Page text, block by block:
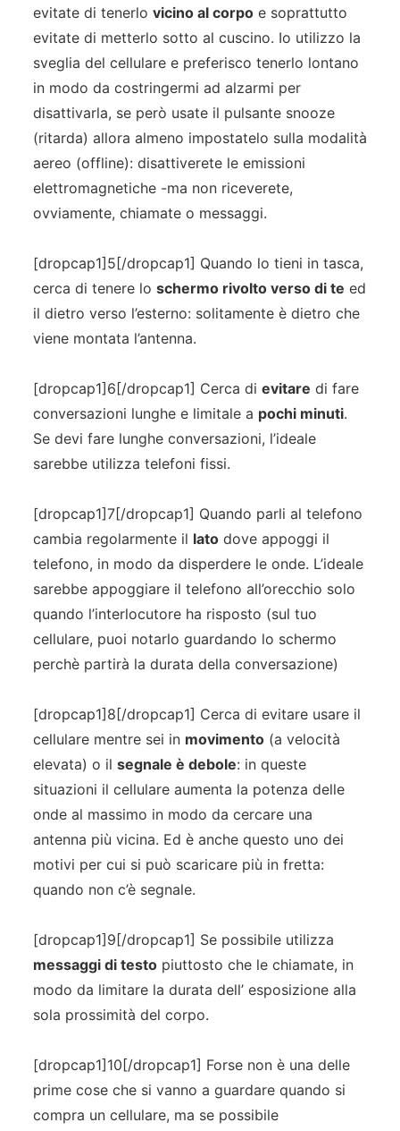
evitate di tenerlo vicino al corpoe soprattutto
evitate di metterlo sotto al cuscino. Io utilizzo la
sveglia del cellulare e preferisco tenerlo lontano
in modo da costringermi ad alzarmi per
disattivarla, se però usate il pulsante snooze
(ritarda) allora almeno impostatelo sulla modalità
aereo (offline): disattiverete le emissioni
elettromagnetiche -ma non riceverete,
ovviamente, chiamate o messaggi.
[dropcap1]5[/dropcap1] Quando lo tieni in tasca,
cerca di tenere lo schermo rivolto verso di te ed
il dietro verso l’esterno: solitamente è dietro che
viene montata l’antenna.
[dropcap1]6[/dropcap1] Cerca di evitare di fare
conversazioni lunghe e limitale a pochi minuti.
Se devi fare lunghe conversazioni, l’ideale
sarebbe utilizza telefoni fissi.
[dropcap1]7[/dropcap1] Quando parli al telefono
cambia regolarmente il latodove appoggi il
telefono, in modo da disperdere le onde. L’ideale
sarebbe appoggiare il telefono all’orecchio solo
quando l’interlocutore ha risposto (sul tuo
cellulare, puoi notarlo guardando lo schermo
perchè partirà la durata della conversazione)
[dropcap1]8[/dropcap1] Cerca di evitare usare il
cellulare mentre sei in movimento(a velocità
elevata) o il segnale è debole: in queste
situazioni il cellulare aumenta la potenza delle
onde al massimo in modo da cercare una
antenna più vicina. Ed è anche questo uno dei
motivi per cui si può scaricare più in fretta:
quando non c’è segnale.
[dropcap1]9[/dropcap1] Se possibile utilizza
messaggi di testopiuttosto che le chiamate, in
modo da limitare la durata dell’ esposizione alla
sola prossimità del corpo.
[dropcap1]10[/dropcap1] Forse non è una delle
prime cose che si vanno a guardare quando si
compra un cellulare, ma se possibile